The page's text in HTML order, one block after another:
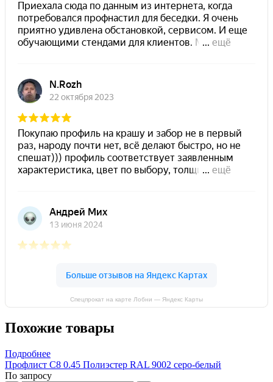
Спецпрокат на карте Лобни — Яндекс Карты
Похожие товары
Подробнее
Профлист С8 0.45 Полиэстер RAL 9002 серо-белый
По запросу